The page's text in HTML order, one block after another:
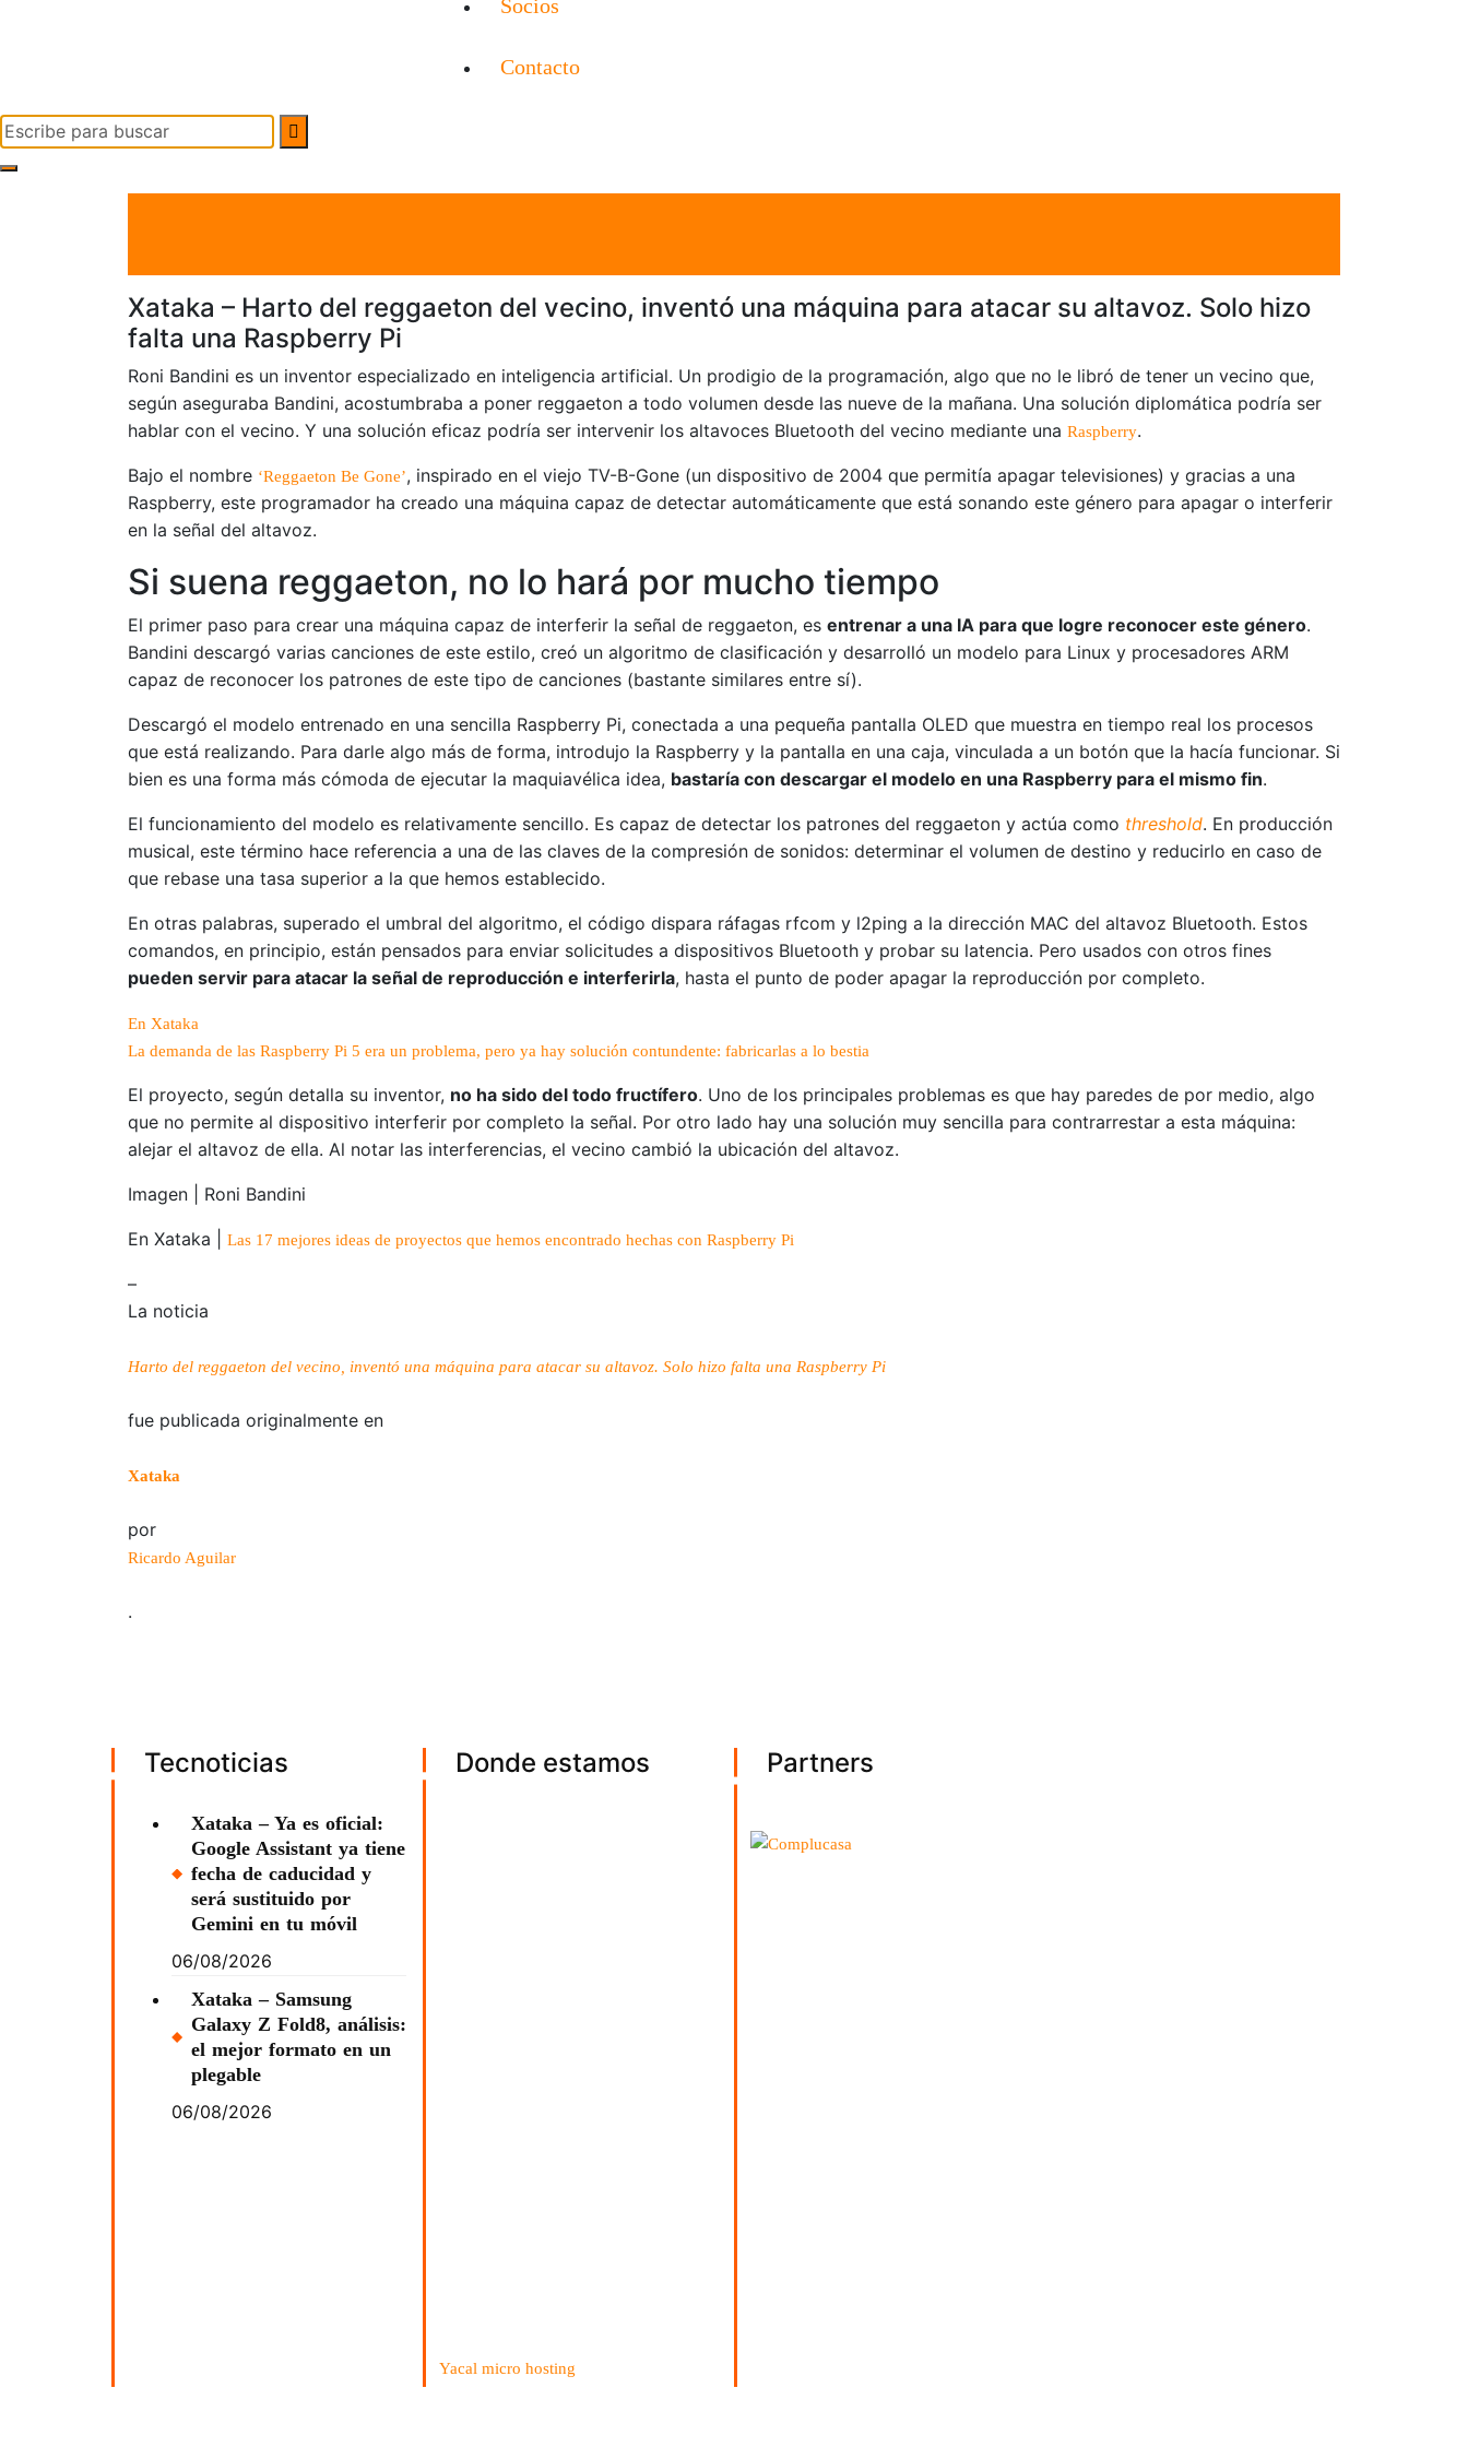
Socios
Contacto
Buscar:
Xataka – Harto del reggaeton del vecino, inventó una máquina para atacar su altavoz. Solo hizo
falta una Raspberry Pi
Roni Bandini es un inventor especializado en inteligencia artificial. Un prodigio de la programación, algo que no le libró de tener un vecino que,
según aseguraba Bandini, acostumbraba a poner reggaeton a todo volumen desde las nueve de la mañana. Una solución diplomática podría ser
hablar con el vecino. Y una solución eficaz podría ser intervenir los altavoces Bluetooth del vecino mediante una Raspberry.
Bajo el nombre ‘Reggaeton Be Gone’, inspirado en el viejo TV-B-Gone (un dispositivo de 2004 que permitía apagar televisiones) y gracias a una
Raspberry, este programador ha creado una máquina capaz de detectar automáticamente que está sonando este género para apagar o interferir
en la señal del altavoz.
Si suena reggaeton, no lo hará por mucho tiempo
El primer paso para crear una máquina capaz de interferir la señal de reggaeton, es entrenar a una IA para que logre reconocer este género.
Bandini descargó varias canciones de este estilo, creó un algoritmo de clasificación y desarrolló un modelo para Linux y procesadores ARM
capaz de reconocer los patrones de este tipo de canciones (bastante similares entre sí).
Descargó el modelo entrenado en una sencilla Raspberry Pi, conectada a una pequeña pantalla OLED que muestra en tiempo real los procesos
que está realizando. Para darle algo más de forma, introdujo la Raspberry y la pantalla en una caja, vinculada a un botón que la hacía funcionar. Si
bien es una forma más cómoda de ejecutar la maquiavélica idea, bastaría con descargar el modelo en una Raspberry para el mismo fin.
El funcionamiento del modelo es relativamente sencillo. Es capaz de detectar los patrones del reggaeton y actúa como threshold. En producción
musical, este término hace referencia a una de las claves de la compresión de sonidos: determinar el volumen de destino y reducirlo en caso de
que rebase una tasa superior a la que hemos establecido.
En otras palabras, superado el umbral del algoritmo, el código dispara ráfagas rfcom y l2ping a la dirección MAC del altavoz Bluetooth. Estos
comandos, en principio, están pensados para enviar solicitudes a dispositivos Bluetooth y probar su latencia. Pero usados con otros fines
pueden servir para atacar la señal de reproducción e interferirla, hasta el punto de poder apagar la reproducción por completo.
En Xataka
La demanda de las Raspberry Pi 5 era un problema, pero ya hay solución contundente: fabricarlas a lo bestia
El proyecto, según detalla su inventor, no ha sido del todo fructífero. Uno de los principales problemas es que hay paredes de por medio, algo
que no permite al dispositivo interferir por completo la señal. Por otro lado hay una solución muy sencilla para contrarrestar a esta máquina:
alejar el altavoz de ella. Al notar las interferencias, el vecino cambió la ubicación del altavoz.
Imagen | Roni Bandini
En Xataka | Las 17 mejores ideas de proyectos que hemos encontrado hechas con Raspberry Pi
–
La noticia
Harto del reggaeton del vecino, inventó una máquina para atacar su altavoz. Solo hizo falta una Raspberry Pi
fue publicada originalmente en
Xataka
por
Ricardo Aguilar
.
Tecnoticias
Xataka – Ya es oficial:
Google Assistant ya tiene
fecha de caducidad y
será sustituido por
Gemini en tu móvil
06/08/2026
Xataka – Samsung
Galaxy Z Fold8, análisis:
el mejor formato en un
plegable
06/08/2026
Donde estamos
Yacal micro hosting
Partners